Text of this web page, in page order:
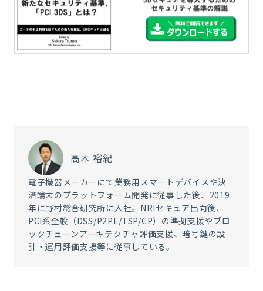
高木 裕紀
電子機器メーカーにて業務用スマートデバイスや決
済端末のプラットフォーム開発に従事した後、2019
年に野村総合研究所に入社。NRIセキュア出向後、
PCI系全般（DSS/P2PE/TSP/CP）の準拠支援やブロ
ックチェーンアーキテクチャ評価支援、暗号鍵の設
計・運用評価支援等に従事している。